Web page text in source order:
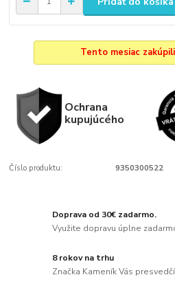
Tento mesiac
Ochrana
kupujúcého
Číslo produktu: 9350300522
Doprava od 30€ zadarmo.
Využite dopravu úplne
8 rokov na trhu
Značka Kameník Vás